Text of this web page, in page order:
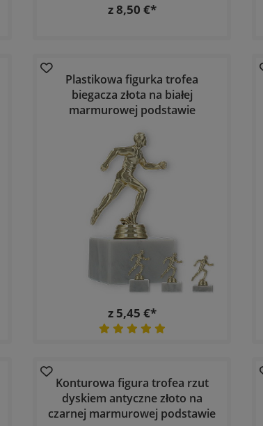
z 8,50 €*
Plastikowa figurka trofea
biegacza złota na białej
marmurowej podstawie
z 5,45 €*
Konturowa figura trofea rzut
dyskiem antyczne złoto na
czarnej marmurowej podstawie